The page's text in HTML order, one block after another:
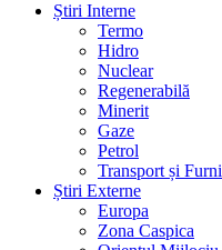
Știri Interne
Termo
Hidro
Nuclear
Regenerabilă
Minerit
Gaze
Petrol
Transport și
Știri Externe
Europa
Zona Caspica